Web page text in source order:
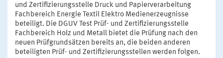
und Zertifizierungsstelle Druck und Papierverarbeitung
Fachbereich Energie Textil Elektro Medienerzeugnisse
beteiligt. Die DGUV Test Prüf- und Zertifizierungsstelle
Fachbereich Holz und Metall bietet die Prüfung nach den
neuen Prüfgrundsätzen bereits an, die beiden anderen
beteiligten Prüf- und Zertifizierungsstellen werden folgen.